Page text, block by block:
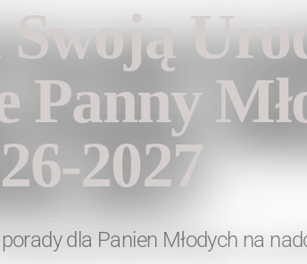
Panny
2027
dla Panien Młodych na